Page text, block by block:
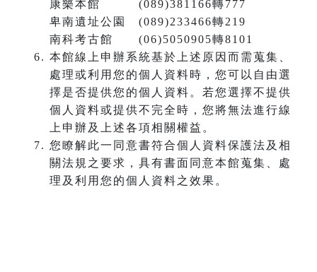
康樂本館 (089)381166轉777
卑南遺址公園 (089)233466轉219
南科考古館 (06)5050905轉8101
本館線上申辦系統基於上述原因而需蒐集、
處理或利用您的個人資料時，您可以自由選
擇是否提供您的個人資料。若您選擇不提供
個人資料或提供不完全時，您將無法進行線
上申辦及上述各項相關權益。
您瞭解此一同意書符合個人資料保護法及相
關法規之要求，具有書面同意本館蒐集、處
理及利用您的個人資料之效果。